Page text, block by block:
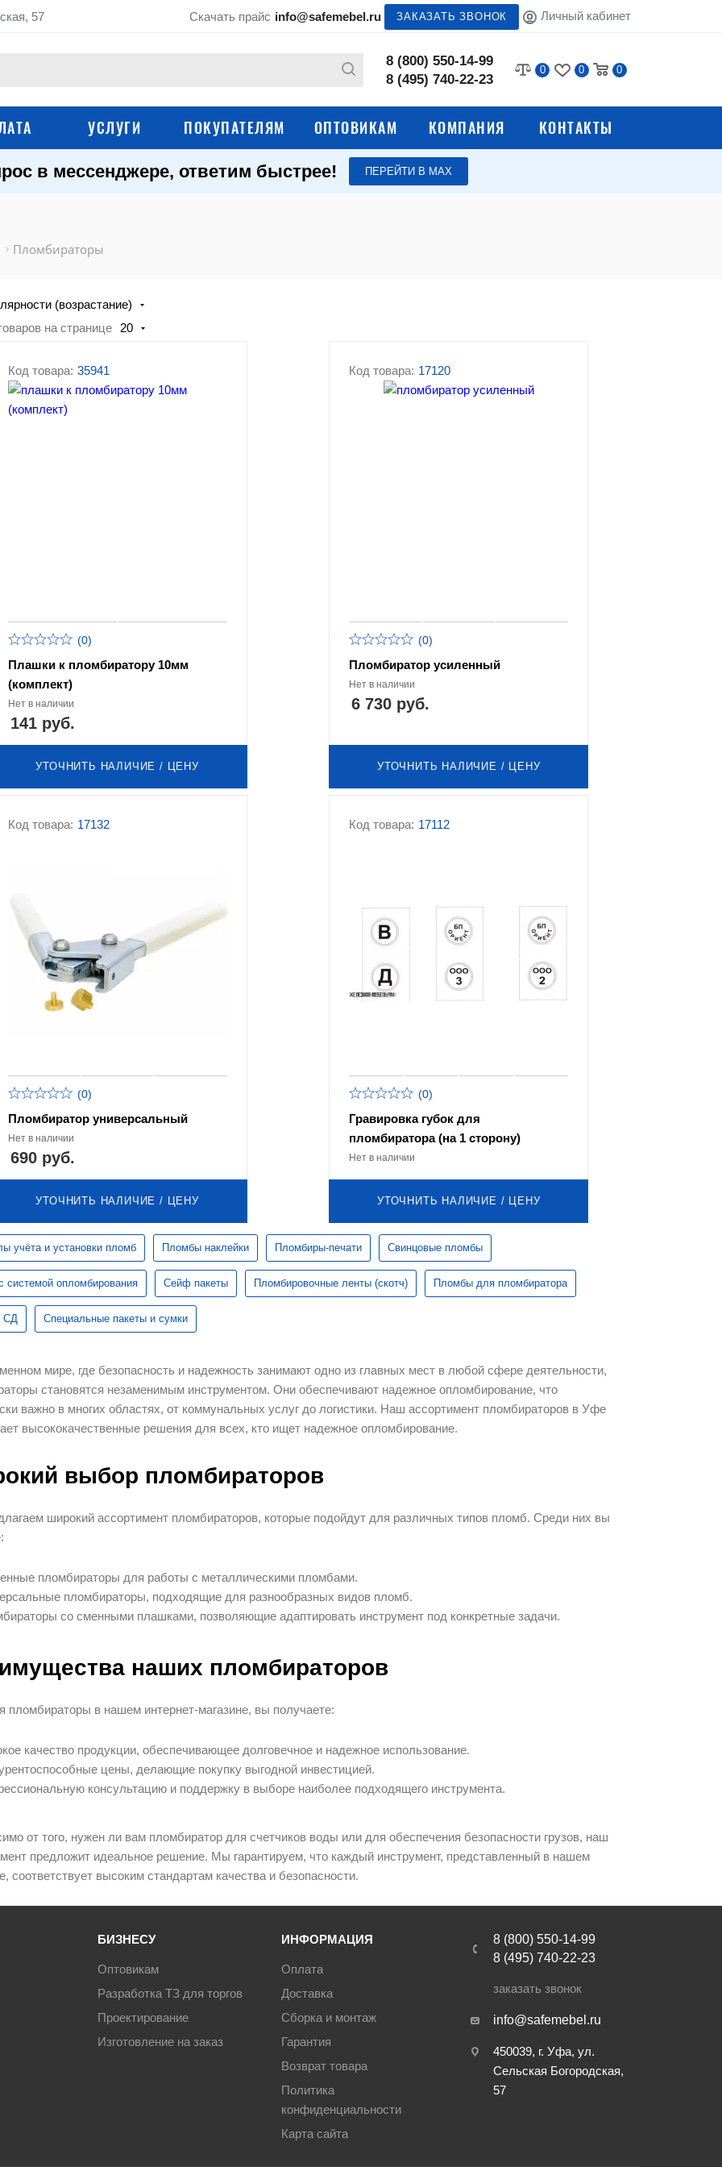
57 Скачать прайс info@safemebel.ru ЗАКАЗАТЬ ЗВОНОК Личный кабинет
8 (800) 550-14-99
8 (495) 740-22-23
0 0 0
Пломбы пластиковые
Роторные пломбы и пломбы
применяемые с проволокой
Опечатывающие устройства
Силовые и тросовые пломбы
Журналы учёта и установки
Специальные пакеты и
УСЛУГИ ПОКУПАТЕЛЯМ ОПТОВИКАМ КОМПАНИЯ КОНТАКТЫ
в мессенджере, ответим быстрее! ПЕРЕЙТИ В МАХ
Пломбираторы
(возрастание)
на странице 20
Код товара: 35941
(0)
Плашки к пломбиратору 10мм
(комплект)
Нет в наличии
141 руб.
УТОЧНИТЬ НАЛИЧИЕ / ЦЕНУ
Код товара: 17120
(0)
Пломбиратор усиленный
Нет в наличии
6 730 руб.
УТОЧНИТЬ НАЛИЧИЕ / ЦЕНУ
Код товара: 17132
(0)
Пломбиратор универсальный
Нет в наличии
690 руб.
УТОЧНИТЬ НАЛИЧИЕ / ЦЕНУ
Код товара: 17112
(0)
Гравировка губок для
пломбиратора (на 1 сторону)
Нет в наличии
УТОЧНИТЬ НАЛИЧИЕ / ЦЕНУ
учёта и установки пломб Пломбы наклейки Пломбиры-печати Свинцовые пломбы
системой опломбирования Сейф пакеты Пломбировочные ленты (скотч) Пломбы для пломбиратора
СД Специальные пакеты и сумки
мире, где безопасность и надежность занимают одно из главных мест в любой сфере деятельности,
становятся незаменимым инструментом. Они обеспечивают надежное опломбирование, что
важно в многих областях, от коммунальных услуг до логистики. Наш ассортимент пломбираторов в Уфе
высококачественные решения для всех, кто ищет надежное опломбирование.
выбор пломбираторов
широкий ассортимент пломбираторов, которые подойдут для различных типов пломб. Среди них вы
пломбираторы для работы с металлическими пломбами.
пломбираторы, подходящие для разнообразных видов пломб.
со сменными плашками, позволяющие адаптировать инструмент под конкретные задачи.
наших пломбираторов
пломбираторы в нашем интернет-магазине, вы получаете:
качество продукции, обеспечивающее долговечное и надежное использование.
цены, делающие покупку выгодной инвестицией.
консультацию и поддержку в выборе наиболее подходящего инструмента.
от того, нужен ли вам пломбиратор для счетчиков воды или для обеспечения безопасности грузов, наш
предложит идеальное решение. Мы гарантируем, что каждый инструмент, представленный в нашем
соответствует высоким стандартам качества и безопасности.
БИЗНЕСУ
Оптовикам
Разработка ТЗ для торгов
Проектирование
Изготовление на заказ
ИНФОРМАЦИЯ
Оплата
Доставка
Сборка и монтаж
Гарантия
Возврат товара
Политика
конфиденциальности
Карта сайта
8 (800) 550-14-99
8 (495) 740-22-23
заказать звонок
info@safemebel.ru
450039, г. Уфа, ул.
Сельская Богородская,
57